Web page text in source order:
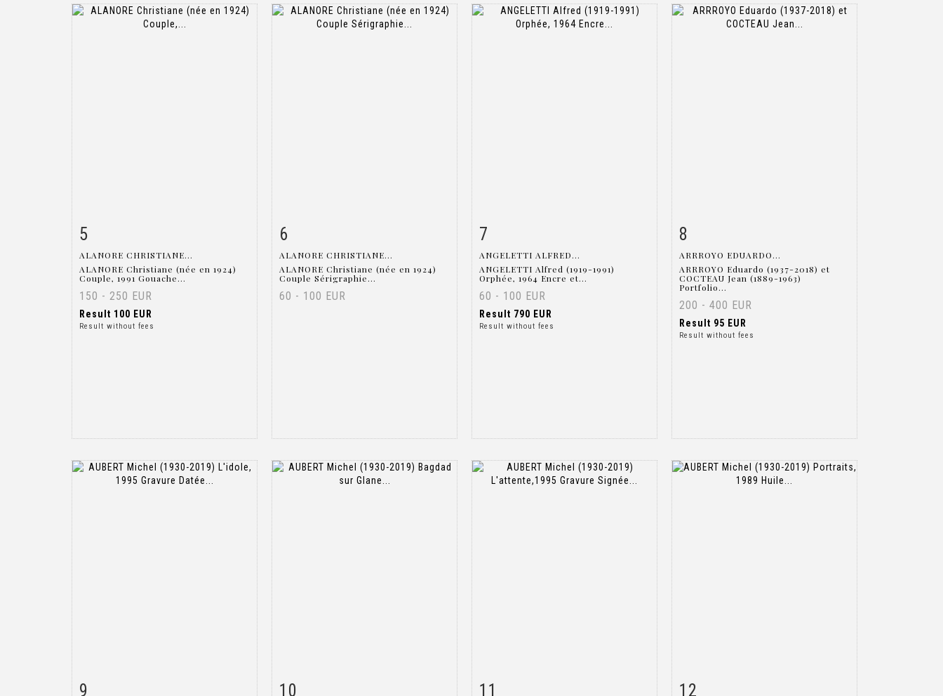
5
ALANORE CHRISTIANE...
ALANORE Christiane (née en 1924)
Couple, 1991 Gouache...
150 - 250 EUR
Result 100 EUR
Result without fees
6
ALANORE CHRISTIANE...
ALANORE Christiane (née en 1924)
Couple Sérigraphie...
60 - 100 EUR
7
ANGELETTI ALFRED...
ANGELETTI Alfred (1919-1991)
Orphée, 1964 Encre et...
60 - 100 EUR
Result 790 EUR
Result without fees
8
ARRROYO EDUARDO...
ARRROYO Eduardo (1937-2018) et
COCTEAU Jean (1889-1963)
Portfolio...
200 - 400 EUR
Result 95 EUR
Result without fees
9 10 11 12